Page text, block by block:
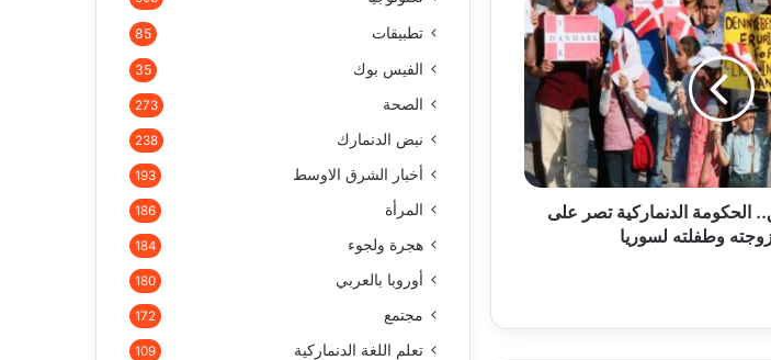
الدنماركية تصر على
وطفلته لسوريا
تطبيقات 85
الفيس بوك 35
الصحة 273
نبض الدنمارك 238
أخبار الشرق الاوسط 193
المرأة 186
هجرة ولجوء 184
أوروبا بالعربي 180
مجتمع 172
تعلم اللغة الدنماركية 109